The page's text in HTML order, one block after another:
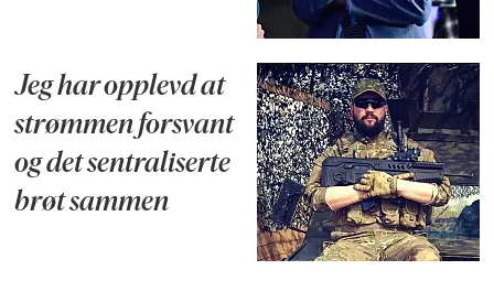
Jeg har opplevd at
strømmen forsvant
og det sentraliserte
brøt sammen